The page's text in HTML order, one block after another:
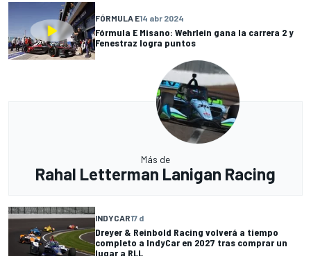
FÓRMULA E14 abr 2024
Fórmula E Misano: Wehrlein gana la carrera 2 y
Fenestraz logra puntos
Más de
Rahal Letterman Lanigan Racing
INDYCAR17 d
Dreyer & Reinbold Racing volverá a tiempo
completo a IndyCar en 2027 tras comprar un
lugar a RLL